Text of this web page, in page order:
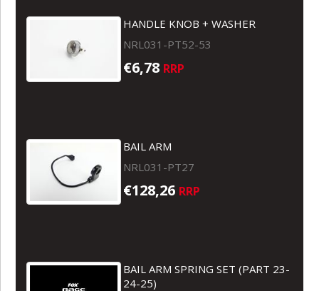
HANDLE KNOB + WASHER
NRL031-PT52-53
€6,78 RRP
BAIL ARM
NRL031-PT27
€128,26 RRP
BAIL ARM SPRING SET (PART 23-
24-25)